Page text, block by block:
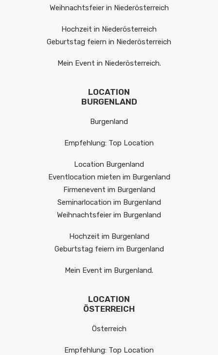
Weihnachtsfeier in Niederösterreich
Hochzeit in Niederösterreich
Geburtstag feiern in Niederösterreich
Mein Event in Niederösterreich.
LOCATION
BURGENLAND
Burgenland
Empfehlung: Top Location
Location Burgenland
Eventlocation mieten im Burgenland
Firmenevent im Burgenland
Seminarlocation im Burgenland
Weihnachtsfeier im Burgenland
Hochzeit im Burgenland
Geburtstag feiern im Burgenland
Mein Event im Burgenland.
LOCATION
ÖSTERREICH
Österreich
Empfehlung: Top Location